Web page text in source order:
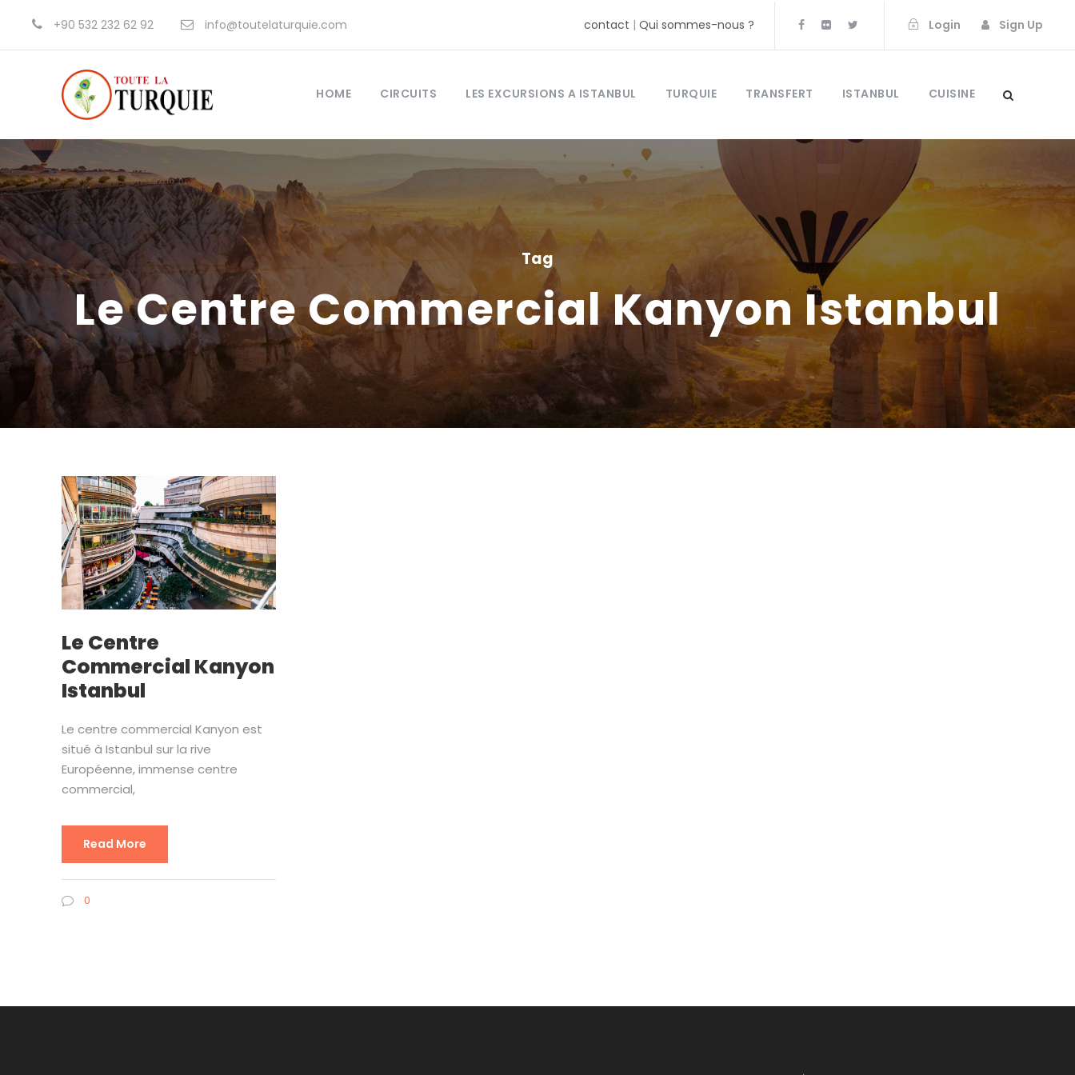
+90 532 232 62 92 info@toutelaturquie.com contact | Qui sommes-nous ? Login Sign Up
HOME CIRCUITS LES EXCURSIONS A ISTANBUL TURQUIE TRANSFERT ISTANBUL CUISINE
Tag
Le Centre Commercial Kanyon Istanbul
Le Centre
Commercial Kanyon
Istanbul
Le centre commercial Kanyon est
situé à Istanbul sur la rive
Européenne, immense centre
commercial,
Read More
0